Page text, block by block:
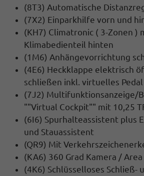
(8T3) Automatische
(7X2) Einparkhilfe vorn und
(KH7) Climatronic ( 3-Zonen )
Klimabedienteil hinten
(1M6) Anhängevorrichtung
(4E6) Heckklappe elektrisch
schließen inkl. virtuelles Pedal
(7J2) Multifunktionsanzeige/
""Virtual Cockpit"" mit 10,25
(6I6) Spurhalteassistent plus
und Stauassistent
(QR9) Mit
(KA6) 360 Grad Kamera /
(4K6) Schlüsselloses Schließ-